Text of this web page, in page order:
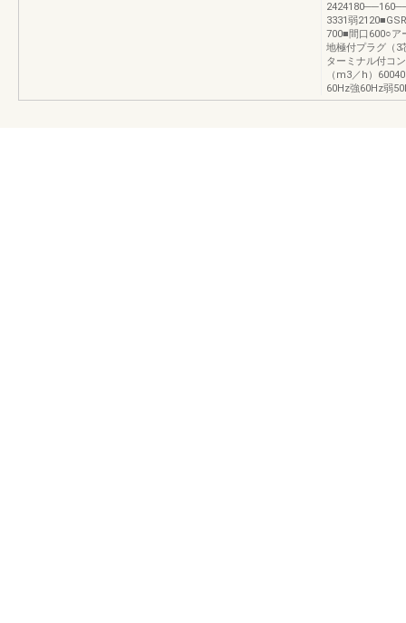
3331弱
700■間口600○ア
地極付プラグ（3
ターミナル付コ
（m3／h）
60Hz強60Hz弱